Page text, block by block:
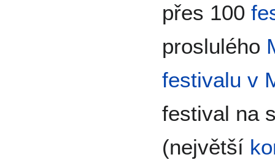
přes 100
proslulého
festivalu v
festival na
(největší